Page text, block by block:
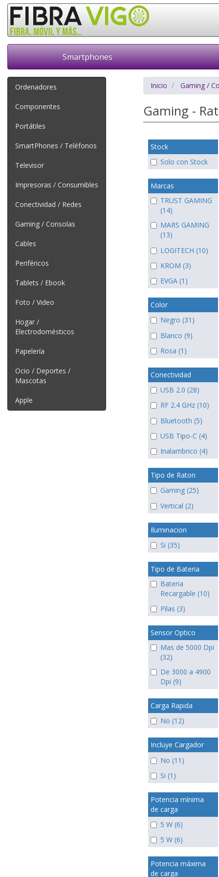
Smartphones
Ordenadores
Componentes
Portátiles
SmartPhones / Teléfonos
Televisor
Impresoras / Consumibles
Conectividad / Redes
Gaming / Consolas
Cables
Periféricos
Tablets / Ebook
Foto / Video
Hogar /
Electrodomésticos
Papelería
Ocio / Deportes /
Mascotas
Apple
Inicio Gaming /
Gaming -
Stock
Solo con Stock
Marcas
TRUST GAMING
(14)
MARS GAMING
(13)
LOGITECH (10)
KROM (3)
EVGA (1)
Color
Negro (31)
Blanco (9)
Rosa (1)
Conectividad
USB 2.0 (28)
RF 2.4 GHz (10)
Bluetooth (5)
USB Tipo-C (4)
Inalambrico (4)
Tipo de Raton
Gaming (25)
Vertical (2)
Iluminacion
Si (35)
Tipo de Bateria
Bateria
Recargable (10)
Pilas (3)
Sensor Optico
Mas de 5000 Dpi
(32)
De 3000 a 4900
Dpi (9)
Carga Rapida
No (12)
Incluye Cargador
No (11)
Si (1)
Potencia mínima
de carga
5 W (6)
5 W (6)
Potencia máxima
de carga